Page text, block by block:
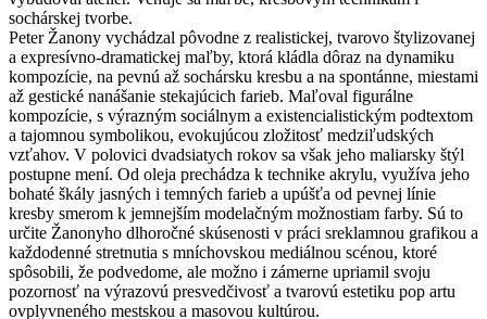
sochárskej tvorbe.
Peter Žanony vychádzal pôvodne z realistickej, tvarovo štylizovanej
a expresívno-dramatickej maľby, ktorá kládla dôraz na dynamiku
kompozície, na pevnú až sochársku kresbu a na spontánne, miestami
až gestické nanášanie stekajúcich farieb. Maľoval figurálne
kompozície, s výrazným sociálnym a existencialistickým podtextom
a tajomnou symbolikou, evokujúcou zložitosť medziľudských
vzťahov. V polovici dvadsiatych rokov sa však jeho maliarsky štýl
postupne mení. Od oleja prechádza k technike akrylu, využíva jeho
bohaté škály jasných i temných farieb a upúšťa od pevnej línie
kresby smerom k jemnejším modelačným možnostiam farby. Sú to
určite Žanonyho dlhoročné skúsenosti v práci sreklamnou grafikou a
každodenné stretnutia s mníchovskou mediálnou scénou, ktoré
spôsobili, že podvedome, ale možno i zámerne upriamil svoju
pozornosť na výrazovú presvedčivosť a tvarovú estetiku pop artu
ovplyvneného mestskou a masovou kultúrou.